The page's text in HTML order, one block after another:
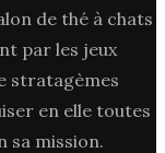
de thé à chats
par les jeux
stratagèmes
en elle toutes
sa mission.